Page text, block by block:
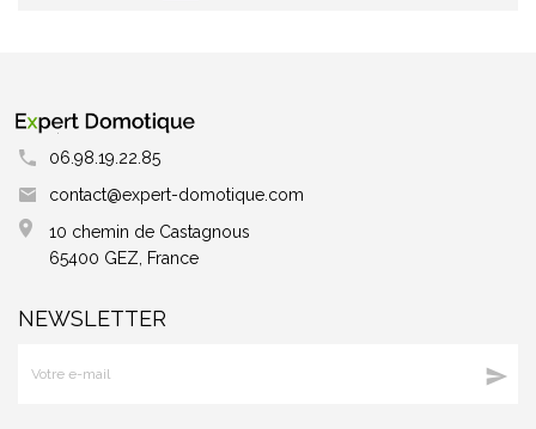
06.98.19.22.85
contact@expert-domotique.com
10 chemin de Castagnous
65400 GEZ, France
NEWSLETTER
